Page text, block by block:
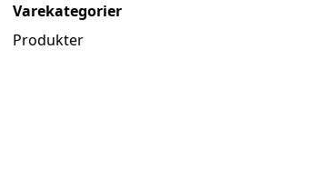
Varekategorier
Produkter